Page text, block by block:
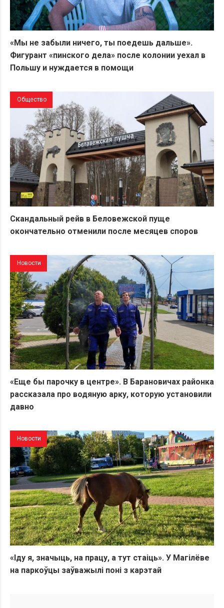
«Мы не забыли ничего, ты поедешь дальше».
Фигурант «пинского дела» после колонии уехал в
Польшу и нуждается в помощи
Общество
Скандальный рейв в Беловежской пуще
окончательно отменили после месяцев споров
Новости
«Еще бы парочку в центре». В Барановичах районка
рассказала про водяную арку, которую установили
давно
Новости
«Іду я, значыць, на працу, а тут стаіць». У Магілёве
на паркоўцы заўважылі поні з карэтай